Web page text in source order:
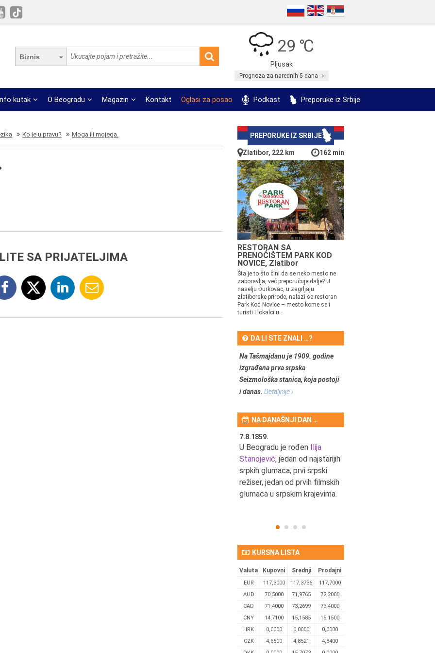
Biznis
29 ℃
Pljusak
Prognoza za narednih 5 dana
kutak O Beogradu Magazin Kontakt Oglasi za posao Podkast Preporuke iz Srbije
Ko je u pravu? Moga ili mojega.
SA PRIJATELJIMA
PREPORUKE IZ SRBIJE
Zlatibor, 222 km 162 min
RESTORAN SA
PRENOĆIŠTEM PARK KOD
NOVICE, Zlatibor
Šta je to što čini da se neko mesto ne
zaboravlja, već preporučuje dalje? U
naselju Đurkovac, u zagrljaju
zlatiborske prirode, nalazi se restoran
Park Kod Novice – mesto kome se i
turisti i lokalci u...
DA LI STE ZNALI …?
Na Tašmajdanu je 1909. godine
izgrađena prva srpska
Seizmološka stanica, koja postoji
i danas. Detaljnije ›
NA DANAŠNJI DAN …
7.8.1859.
U Beogradu je rođen Ilija
Stanojević, jedan od najstarijih
srpkih glumaca, prvi srpski
režiser, jedan od prvih filmskih
glumaca u srpskim krajevima.
KURSNA LISTA
Valuta Kupovni Srednji Prodajni
EUR 117,3000 117,3736
117,7000
AUD
70,5000 71,9765
72,2000
CAD
71,4000 73,2699
73,4000
CNY
14,7100 15,1585
15,1500
HRK
0,0000 0,0000
0,0000
CZK
4,6500 4,8521
4,8400